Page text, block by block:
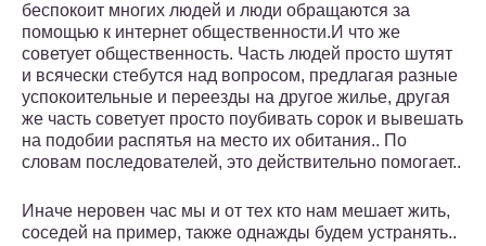
беспокоит многих людей и люди обращаются за
помощью к интернет общественности.И что же
советует общественность. Часть людей просто шутят
и всячески стебутся над вопросом, предлагая разные
успокоительные и переезды на другое жилье, другая
же часть советует просто поубивать сорок и вывешать
на подобии распятья на место их обитания.. По
словам последователей, это действительно помогает..
Иначе неровен час мы и от тех кто нам мешает жить,
соседей на пример, также однажды будем устранять..